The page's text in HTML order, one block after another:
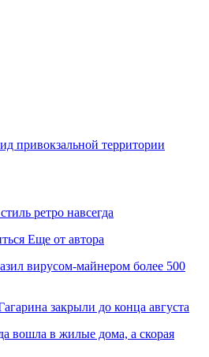
привокзальной территории
ретро навсегда
Еще от автора
вирусом-майнером более 500
закрыли до конца августа
вошла в жилые дома, а скорая